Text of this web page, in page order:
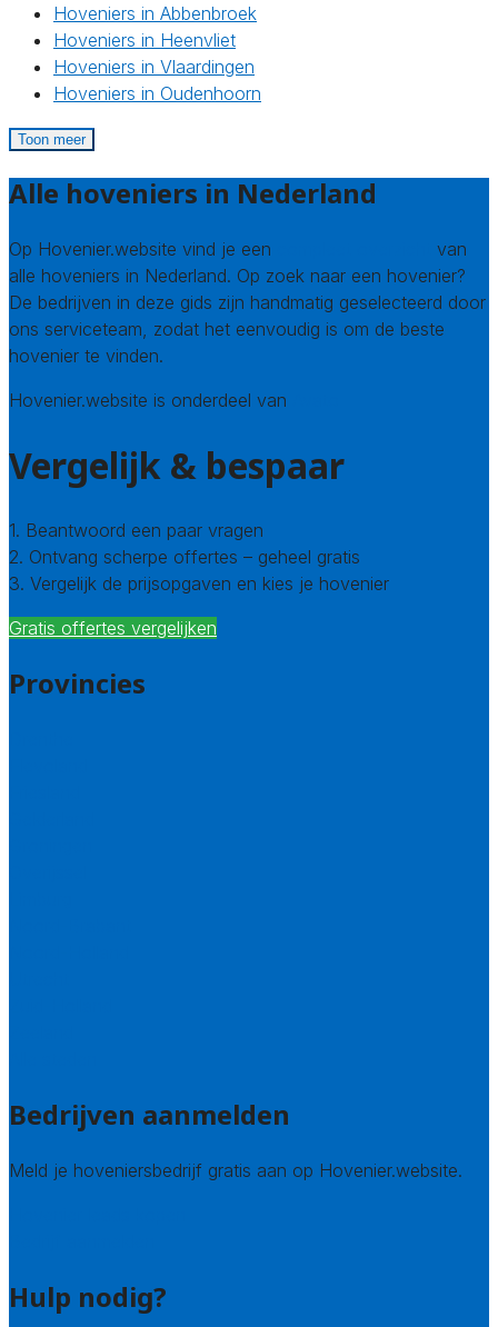
Hoveniers in Abbenbroek
Hoveniers in Heenvliet
Hoveniers in Vlaardingen
Hoveniers in Oudenhoorn
Toon meer
Alle hoveniers in Nederland
Op Hovenier.website vind je een
van
alle hoveniers in Nederland. Op zoek naar een hovenier?
De bedrijven in deze gids zijn handmatig geselecteerd door
ons serviceteam, zodat het eenvoudig is om de beste
hovenier te vinden.
Hovenier.website is onderdeel van
Vergelijk & bespaar
1. Beantwoord een paar vragen
2. Ontvang scherpe offertes – geheel gratis
3. Vergelijk de prijsopgaven en kies je hovenier
Gratis offertes vergelijken
Provincies
Bedrijven aanmelden
Meld je hoveniersbedrijf gratis aan op Hovenier.website.
Hulp nodig?